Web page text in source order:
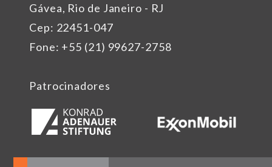
Gávea, Rio de Janeiro - RJ
Cep: 22451-047
Fone: +55 (21) 99627-2758
Patrocinadores